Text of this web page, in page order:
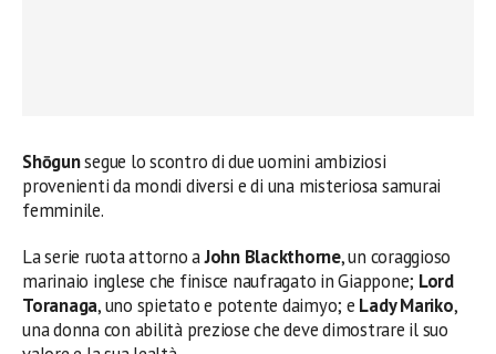
Shōgunsegue lo scontro di due uomini ambiziosi
provenienti da mondi diversi e di una misteriosa samurai
femminile.
La serie ruota attorno aJohn Blackthorne, un coraggioso
marinaio inglese che finisce naufragato in Giappone; Lord
Toranaga, uno spietato e potente daimyo; e Lady Mariko,
una donna con abilità preziose che deve dimostrare il suo